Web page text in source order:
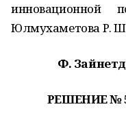
инновационной
Юлмухаметова Р.
Ф.
РЕШЕНИЕ № 5/